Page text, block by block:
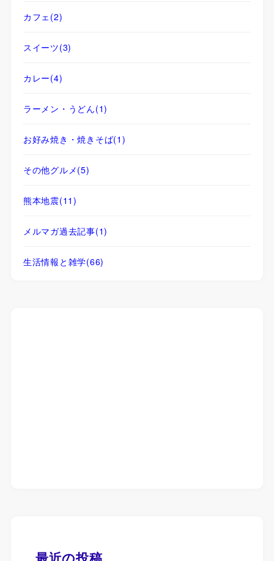
カフェ (2)
スイーツ(3)
カレー(4)
ラーメン・うどん(1)
お好み焼き・焼きそば(1)
その他グルメ(5)
熊本地震(11)
メルマガ過去記事(1)
生活情報と雑学(66)
最近の投稿